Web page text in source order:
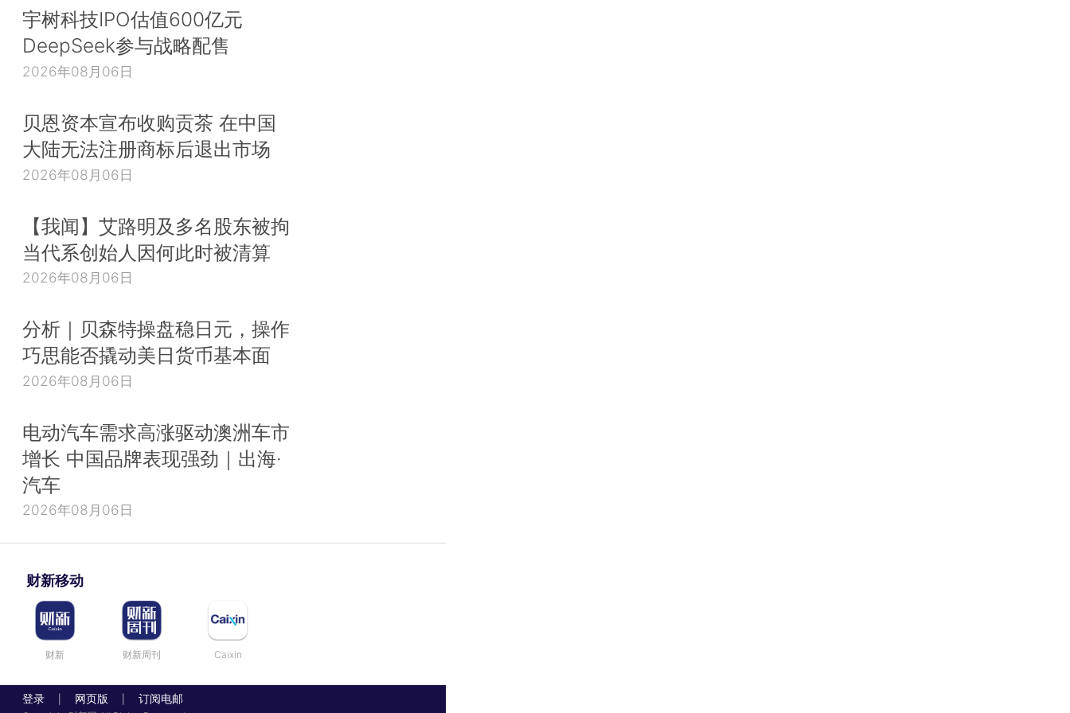
宇树科技IPO估值600亿元
DeepSeek参与战略配售
2026年08月06日
贝恩资本宣布收购贡茶 在中国
大陆无法注册商标后退出市场
2026年08月06日
【我闻】艾路明及多名股东被拘
当代系创始人因何此时被清算
2026年08月06日
分析｜贝森特操盘稳日元，操作
巧思能否撬动美日货币基本面
2026年08月06日
电动汽车需求高涨驱动澳洲车市
增长 中国品牌表现强劲｜出海·
汽车
2026年08月06日
财新移动
财新 财新周刊 Caixin
登录 网页版 订阅电邮